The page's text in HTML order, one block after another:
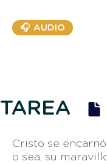
🎧 AUDIO
TAREA
Cristo se
o sea, su